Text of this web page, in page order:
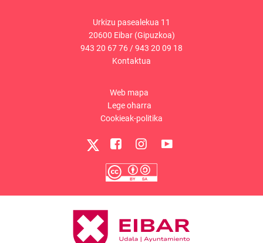
Urkizu pasealekua 11
20600 Eibar (Gipuzkoa)
943 20 67 76/943 20 09 18
Kontaktua
Web mapa
Lege oharra
Cookieak-politika